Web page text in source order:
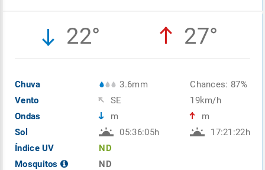
22° 27°
Chuva
Vento
Ondas
Sol
Índice UV
Mosquitos
3.6mm
SE
m
05:36:05h
ND
ND
Chances: 87%
19km/h
m
17:21:22h